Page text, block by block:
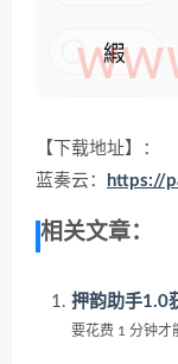
【下载地址】：
蓝奏云：
https://
相关文章：
押韵助手1.0
要花费 1 分钟才